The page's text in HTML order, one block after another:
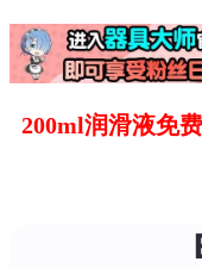
200ml润滑液免